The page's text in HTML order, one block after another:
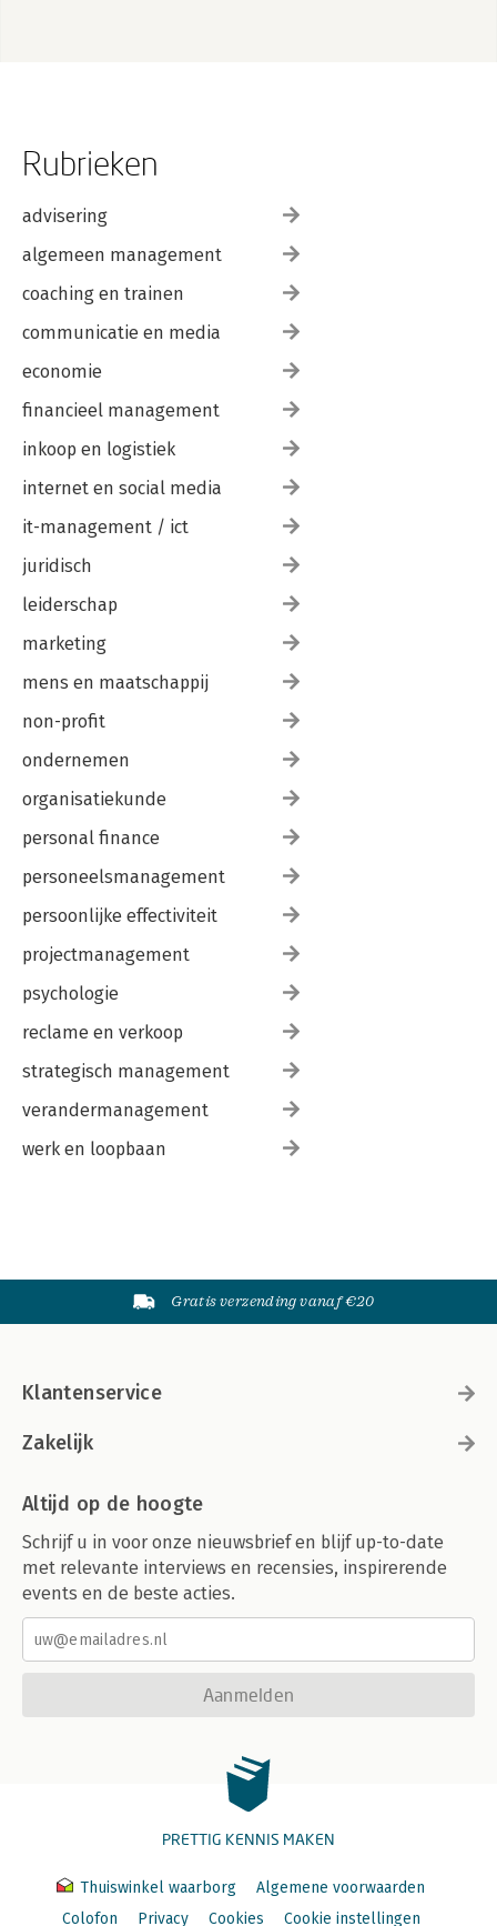
Rubrieken
advisering
algemeen management
coaching en trainen
communicatie en media
economie
financieel management
inkoop en logistiek
internet en social media
it-management / ict
juridisch
leiderschap
marketing
mens en maatschappij
non-profit
ondernemen
organisatiekunde
personal finance
personeelsmanagement
persoonlijke effectiviteit
projectmanagement
psychologie
reclame en verkoop
strategisch management
verandermanagement
werk en loopbaan
Gratis verzending vanaf €20
Klantenservice
Zakelijk
Altijd op de hoogte
Schrijf u in voor onze nieuwsbrief en blijf up-to-date
met relevante interviews en recensies, inspirerende
events en de beste acties.
Aanmelden
PRETTIG KENNIS MAKEN
Thuiswinkel waarborg
Algemene voorwaarden
Colofon
Privacy Cookies Cookie instellingen